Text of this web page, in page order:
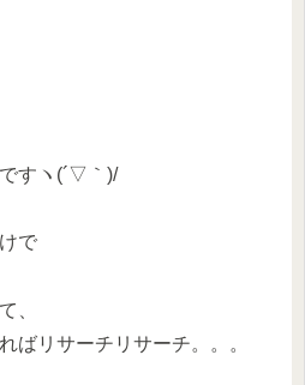
すヽ(´▽｀)/
で
、
ばリサーチリサーチ。。。